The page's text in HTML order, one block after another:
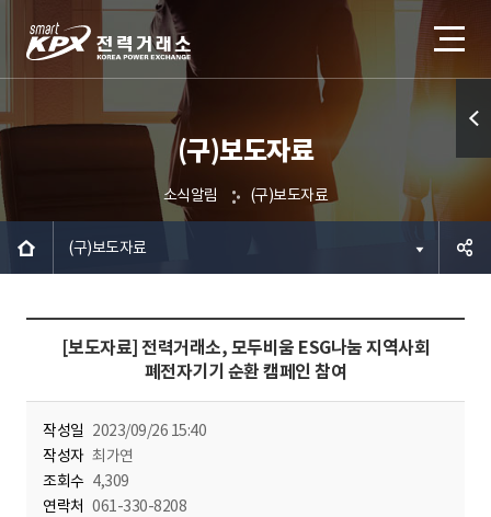
(구)보도자료
소식알림 (구)보도자료
(구)보도자료
[보도자료] 전력거래소, 모두비움 ESG나눔 지역사회
폐전자기기 순환 캠페인 참여
작성일 2023/09/26 15:40
작성자 최가연
조회수 4,309
연락처 061-330-8208